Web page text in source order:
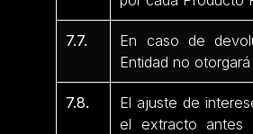
7.7.
En caso de
Entidad no
7.8.
El ajuste de
el extracto